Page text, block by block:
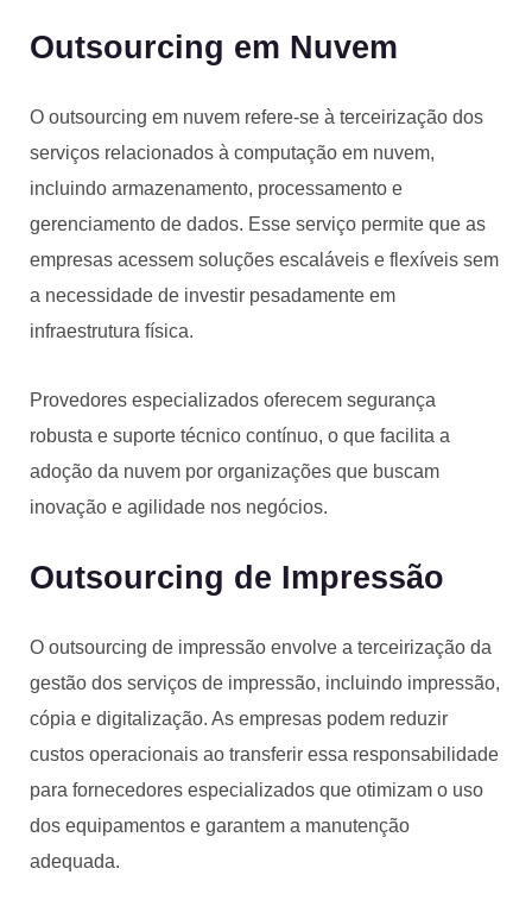
Outsourcing em Nuvem
O outsourcing em nuvem refere-se à terceirização dos
serviços relacionados à computação em nuvem,
incluindo armazenamento, processamento e
gerenciamento de dados. Esse serviço permite que as
empresas acessem soluções escaláveis e flexíveis sem
a necessidade de investir pesadamente em
infraestrutura física.
Provedores especializados oferecem segurança
robusta e suporte técnico contínuo, o que facilita a
adoção da nuvem por organizações que buscam
inovação e agilidade nos negócios.
Outsourcing de Impressão
O outsourcing de impressão envolve a terceirização da
gestão dos serviços de impressão, incluindo impressão,
cópia e digitalização. As empresas podem reduzir
custos operacionais ao transferir essa responsabilidade
para fornecedores especializados que otimizam o uso
dos equipamentos e garantem a manutenção
adequada.